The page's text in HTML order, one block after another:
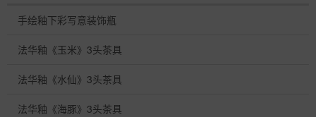
手绘釉下彩写意装饰瓶
法华釉《玉米》3头茶具
法华釉《水仙》3头茶具
法华釉《海豚》3头茶具